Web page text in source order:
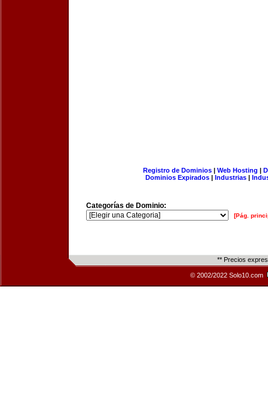
Registro de Dominios| Web Hosting |
Dominios Expirados | Industrias |
Categorías de Dominio:
[Pág.
** Precios
© 2002/2022 Solo10.com